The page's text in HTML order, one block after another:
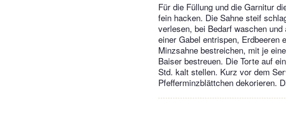
Für die Füllung und die Garnitur
fein hacken. Die Sahne steif
verlesen, bei Bedarf waschen
einer Gabel entrispen, Erdbeeren
Minzsahne bestreichen, mit je
Baiser bestreuen. Die Torte auf
Std. kalt stellen. Kurz vor dem
Pfefferminzblättchen dekorieren.